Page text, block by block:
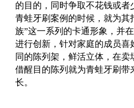
的目的，同时争取不花钱或者
青蛙牙刷案例的时候，就为其
族”这一系列的卡通形象，并
进行创新，针对家庭的成员喜
同的陈列架，鲜活立体，在卖
借醒目的陈列就为青蛙牙刷带
长。